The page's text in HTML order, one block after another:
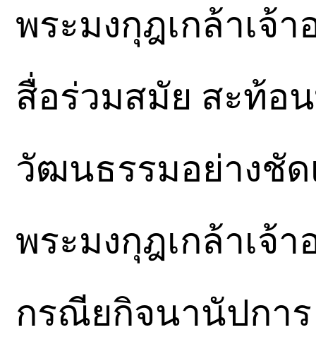
พระมงกุฎเกล้าเจ้
สื่อร่วมสมัย สะท้อ
วัฒนธรรมอย่างชัด
พระมงกุฎเกล้าเจ้
กรณียกิจนานัปการ